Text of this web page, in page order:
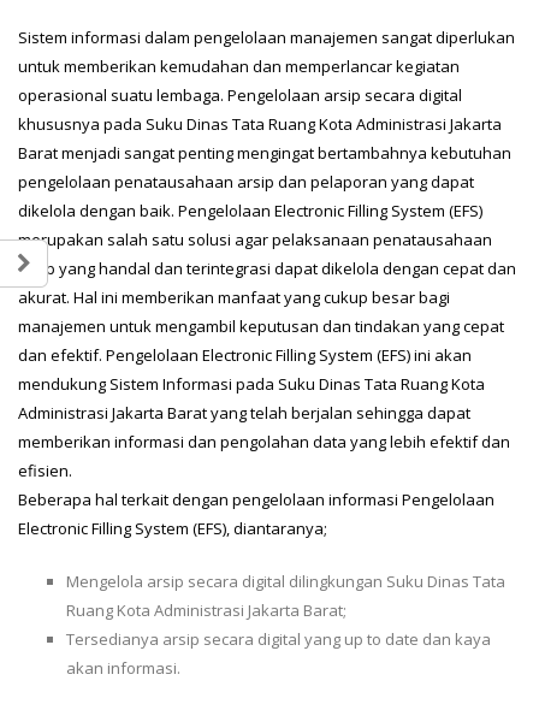
Sistem informasi dalam pengelolaan manajemen sangat diperlukan
untuk memberikan kemudahan dan memperlancar kegiatan
operasional suatu lembaga. Pengelolaan arsip secara digital
khususnya pada Suku Dinas Tata Ruang Kota Administrasi Jakarta
Barat menjadi sangat penting mengingat bertambahnya kebutuhan
pengelolaan penatausahaan arsip dan pelaporan yang dapat
dikelola dengan baik. Pengelolaan Electronic Filling System (EFS)
merupakan salah satu solusi agar pelaksanaan penatausahaan
arsip yang handal dan terintegrasi dapat dikelola dengan cepat dan
akurat. Hal ini memberikan manfaat yang cukup besar bagi
manajemen untuk mengambil keputusan dan tindakan yang cepat
dan efektif. Pengelolaan Electronic Filling System (EFS) ini akan
mendukung Sistem Informasi pada Suku Dinas Tata Ruang Kota
Administrasi Jakarta Barat yang telah berjalan sehingga dapat
memberikan informasi dan pengolahan data yang lebih efektif dan
efisien.
Beberapa hal terkait dengan pengelolaan informasi Pengelolaan
Electronic Filling System (EFS), diantaranya;
Mengelola arsip secara digital dilingkungan Suku Dinas Tata
Ruang Kota Administrasi Jakarta Barat;
Tersedianya arsip secara digital yang up to date dan kaya
akan informasi.